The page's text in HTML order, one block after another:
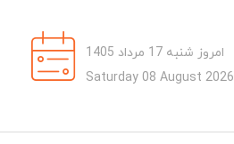
امروز شنبه 17 مرداد 1405
Saturday 08 August 2026